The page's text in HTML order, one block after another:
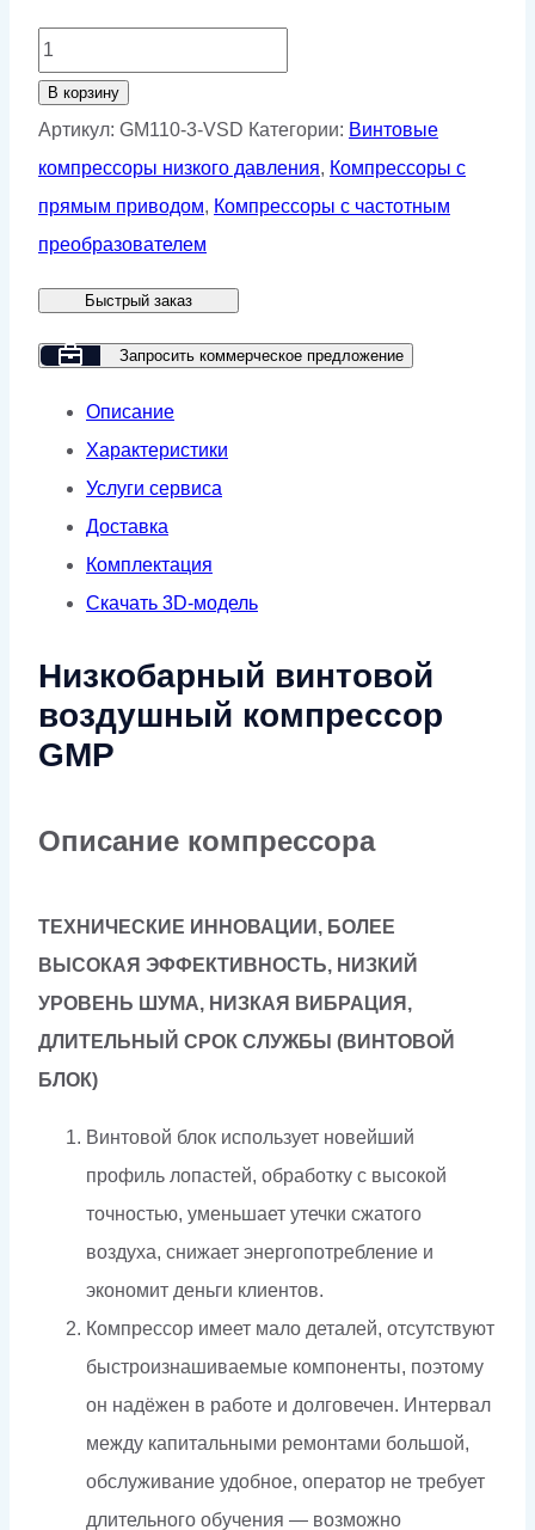
Количество
товара
Винтовой
компрессор
GMP
GM110-
VSD
В корзину
Артикул: GM110-3-VSD Категории: Винтовые
компрессоры низкого давления, Компрессоры с
прямым приводом, Компрессоры с частотным
преобразователем
Быстрый заказ
Запросить коммерческое предложение
Описание
Характеристики
Услуги сервиса
Доставка
Комплектация
Скачать 3D-модель
Низкобарный винтовой
воздушный компрессор
GMP
Описание компрессора
ТЕХНИЧЕСКИЕ ИННОВАЦИИ, БОЛЕЕ
ВЫСОКАЯ ЭФФЕКТИВНОСТЬ, НИЗКИЙ
УРОВЕНЬ ШУМА, НИЗКАЯ ВИБРАЦИЯ,
ДЛИТЕЛЬНЫЙ СРОК СЛУЖБЫ (ВИНТОВОЙ
БЛОК)
Винтовой блок использует новейший
профиль лопастей, обработку с высокой
точностью, уменьшает утечки сжатого
воздуха, снижает энергопотребление и
экономит деньги клиентов.
Компрессор имеет мало деталей, отсутствуют
быстроизнашиваемые компоненты, поэтому
он надёжен в работе и долговечен. Интервал
между капитальными ремонтами большой,
обслуживание удобное, оператор не требует
длительного обучения — возможно